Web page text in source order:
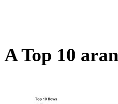
A Top 10